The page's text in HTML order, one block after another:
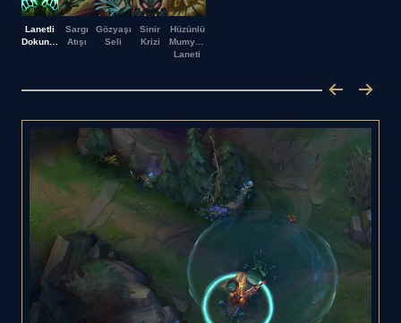
Lanetli
Sargı
Atışı
Gözyaşı
Seli
Sinir
Krizi
Hüzünlü
Mumya'nın
Laneti